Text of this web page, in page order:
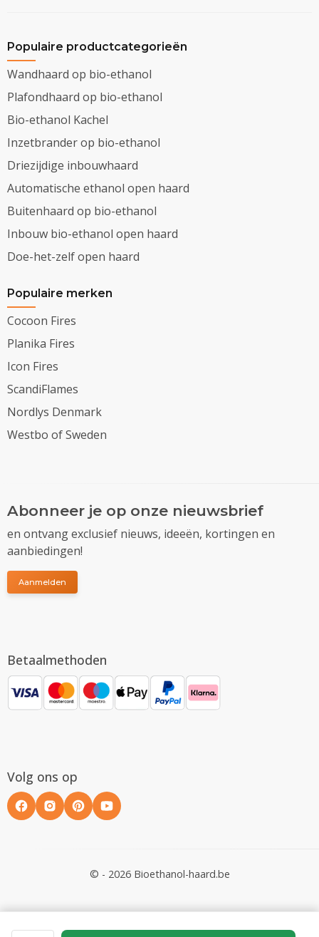
Populaire productcategorieën
Wandhaard op bio-ethanol
Plafondhaard op bio-ethanol
Bio-ethanol Kachel
Inzetbrander op bio-ethanol
Driezijdige inbouwhaard
Automatische ethanol open haard
Buitenhaard op bio-ethanol
Inbouw bio-ethanol open haard
Doe-het-zelf open haard
Populaire merken
Cocoon Fires
Planika Fires
Icon Fires
ScandiFlames
Nordlys Denmark
Westbo of Sweden
Abonneer je op onze nieuwsbrief
en ontvang exclusief nieuws, ideeën, kortingen en
aanbiedingen!
Aanmelden
Betaalmethoden
Volg ons op
© - 2026 Bioethanol-haard.be